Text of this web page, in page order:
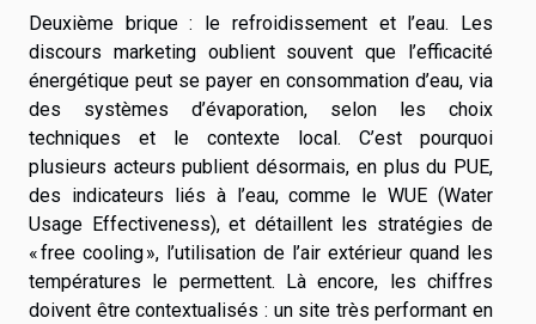
Deuxième brique : le refroidissement et l’eau. Les
discours marketing oublient souvent que l’efficacité
énergétique peut se payer en consommation d’eau, via
des systèmes d’évaporation, selon les choix
techniques et le contexte local. C’est pourquoi
plusieurs acteurs publient désormais, en plus du PUE,
des indicateurs liés à l’eau, comme le WUE (Water
Usage Effectiveness), et détaillent les stratégies de
« free cooling », l’utilisation de l’air extérieur quand les
températures le permettent. Là encore, les chiffres
doivent être contextualisés : un site très performant en